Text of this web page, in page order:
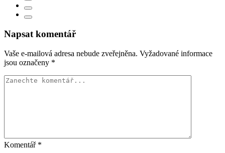
Napsat komentář
Vaše e-mailová adresa nebude zveřejněna. Vyžadované informace
jsou označeny *
Komentář *